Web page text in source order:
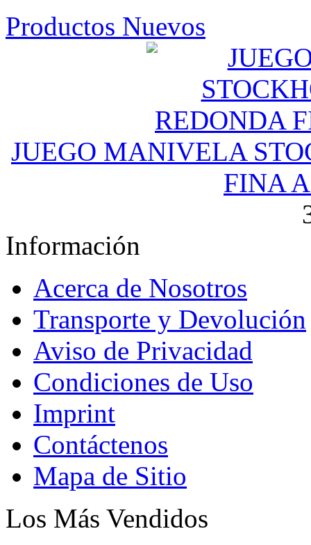
Productos Nuevos
JUEGO MANIVELA
FINA
Información
Acerca de Nosotros
Transporte y Devolución
Aviso de Privacidad
Condiciones de Uso
Imprint
Contáctenos
Mapa de Sitio
Los Más Vendidos